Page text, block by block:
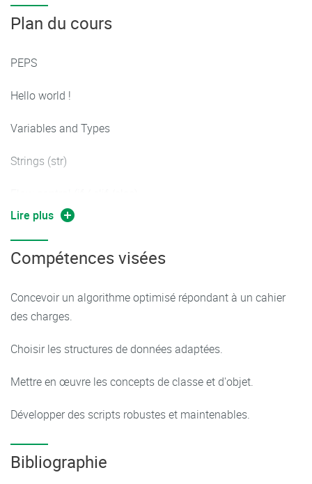
Plan du cours
PEPS
Hello world !
Variables and Types
Strings (str)
Binary operators, comparison operators
Loops (for, while)
[Lists]
(Tuples)
{Sets}
{Dict: ionaries}
Arithmetic operators 33
Reading and writing in text files (with)
Lire plus
Compétences visées
Concevoir un algorithme optimisé répondant à un cahier
des charges.
Choisir les structures de données adaptées.
Mettre en œuvre les concepts de classe et d'objet.
Développer des scripts robustes et maintenables.
Bibliographie